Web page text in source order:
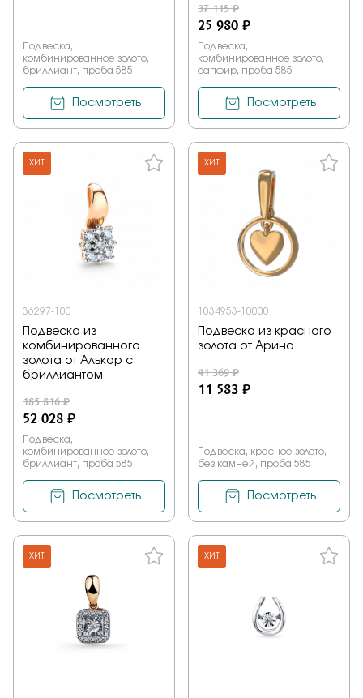
Подвеска,
комбинированное золото,
бриллиант, проба 585
Посмотреть
37 115 ₽
25 980 ₽
Подвеска,
комбинированное золото,
сапфир, проба 585
Посмотреть
ХИТ
36297-100
Подвеска из
комбинированного
золота от Алькор с
бриллиантом
185 816 ₽
52 028 ₽
Подвеска,
комбинированное золото,
бриллиант, проба 585
Посмотреть
ХИТ
1034953-10000
Подвеска из красного
золота от Арина
41 369 ₽
11 583 ₽
Подвеска, красное золото,
без камней, проба 585
Посмотреть
ХИТ ХИТ